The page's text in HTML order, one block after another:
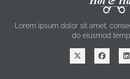
Lorem ipsum dolor sit amet,
do eiusmod